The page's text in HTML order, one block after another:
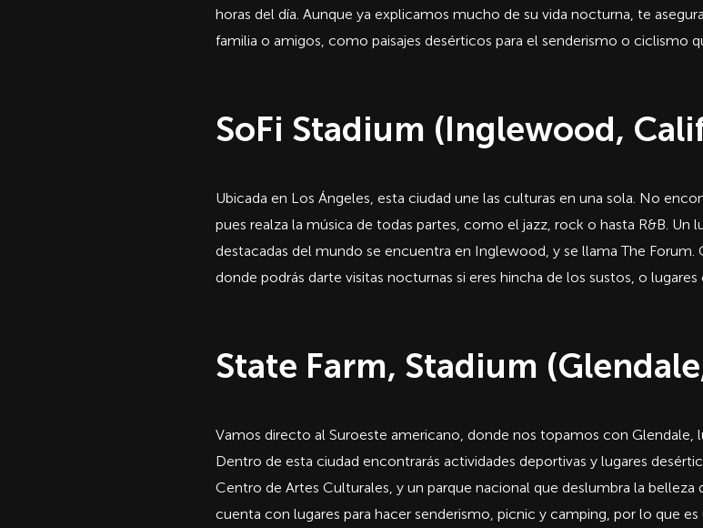
horas del día. Aunque ya explicamos mucho de su vida nocturna, te
familia o amigos, como paisajes desérticos para el senderismo o ciclismo
SoFi Stadium (Inglewood,
Ubicada en Los Ángeles, esta ciudad une las culturas en una sola. No
pues realza la música de todas partes, como el jazz, rock o hasta R&B. Un
destacadas del mundo se encuentra en Inglewood, y se llama The
donde podrás darte visitas nocturnas si eres hincha de los sustos, o
State Farm, Stadium
Vamos directo al Suroeste americano, donde nos topamos con Glendale,
Dentro de esta ciudad encontrarás actividades deportivas y lugares
Centro de Artes Culturales, y un parque nacional que deslumbra la belleza
cuenta con lugares para hacer senderismo, picnic y camping, por lo que